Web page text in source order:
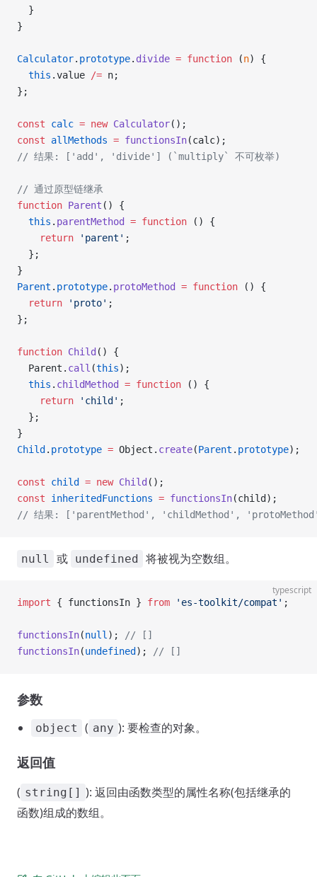
  }
}
Calculator. prototype. divide = function (n) {
  this
.value /= n;
};
const calc = new Calculator();
const allMethods = functionsIn(calc);
// 结果: ['add', 'divide'] (`multiply` 不可枚举)
// 通过原型链继承
function Parent () {
  this
. parentMethod = function () {
    return
'parent' ;
  };
}
Parent . prototype. protoMethod = function () {
  return
'proto' ;
};
function Child () {
  Parent.
call (this);
  this
. childMethod = function () {
    return
'child' ;
  };
}
Child . prototype = Object. create(Parent . prototype);
const child = new Child ();
const inheritedFunctions = functionsIn(child);
// 结果: ['parentMethod', 'childMethod',
null 或 undefined 将被视为空数组。
typescript
import { functionsIn } from 'es-toolkit/compat' ;
functionsIn(null );
// []
functionsIn(undefined ); // []
参数
object ( any ): 要检查的对象。
返回值
( string[] ): 返回由函数类型的属性名称(包括继承的
函数)组成的数组。